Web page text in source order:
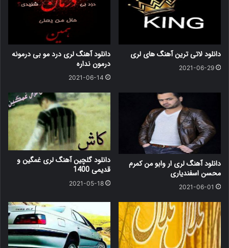
دانلود لاتی ترین آهنگ های لری
2021-06-29
دانلود آهنگ لری درد مو بی درمونه
درمون نداره
2021-06-14
دانلود آهنگ لری ار وابو من کمرم
محسن اسفندیاری
2021-06-01
دانلود گلچین آهنگ لری غمگین و
قدیمی 1400
2021-05-18